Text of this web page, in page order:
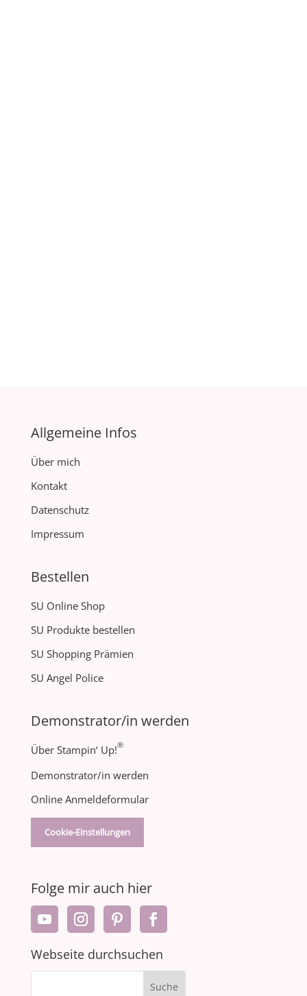
Allgemeine Infos
Über mich
Kontakt
Datenschutz
Impressum
Bestellen
SU Online Shop
SU Produkte bestellen
SU Shopping Prämien
SU Angel Police
Demonstrator/in werden
Über Stampin‘ Up!®
Demonstrator/in werden
Online Anmeldeformular
Cookie-Einstellungen
Folge mir auch hier
Webseite durchsuchen